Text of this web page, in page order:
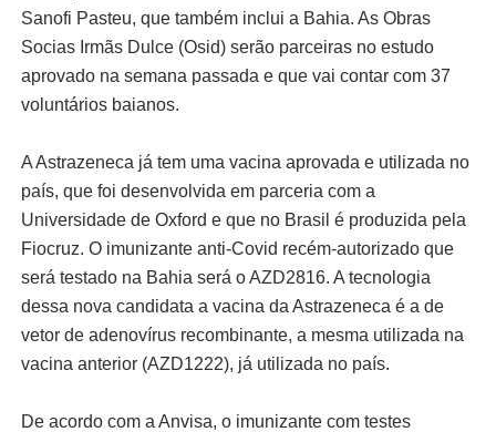
Sanofi Pasteu, que também inclui a Bahia. As Obras
Socias Irmãs Dulce (Osid) serão parceiras no estudo
aprovado na semana passada e que vai contar com 37
voluntários baianos.
A Astrazeneca já tem uma vacina aprovada e utilizada no
país, que foi desenvolvida em parceria com a
Universidade de Oxford e que no Brasil é produzida pela
Fiocruz. O imunizante anti-Covid recém-autorizado que
será testado na Bahia será o AZD2816. A tecnologia
dessa nova candidata a vacina da Astrazeneca é a de
vetor de adenovírus recombinante, a mesma utilizada na
vacina anterior (AZD1222), já utilizada no país.
De acordo com a Anvisa, o imunizante com testes